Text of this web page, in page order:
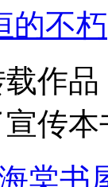
的不朽
作
传
棠书